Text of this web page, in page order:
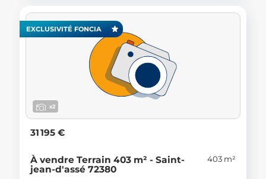
EXCLUSIVITÉ FONCIA
x2
31 195 €
À vendre Terrain 403 m² - Saint-
jean-d'assé 72380
403 m²